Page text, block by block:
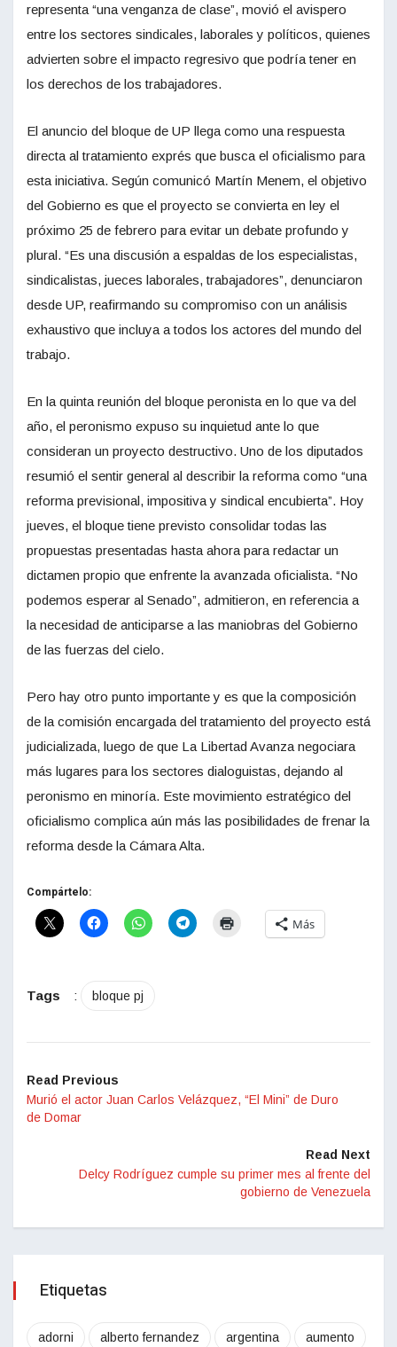
representa “una venganza de clase”, movió el avispero
entre los sectores sindicales, laborales y políticos, quienes
advierten sobre el impacto regresivo que podría tener en
los derechos de los trabajadores.
El anuncio del bloque de UP llega como una respuesta
directa al tratamiento exprés que busca el oficialismo para
esta iniciativa. Según comunicó Martín Menem, el objetivo
del Gobierno es que el proyecto se convierta en ley el
próximo 25 de febrero para evitar un debate profundo y
plural. “Es una discusión a espaldas de los especialistas,
sindicalistas, jueces laborales, trabajadores”, denunciaron
desde UP, reafirmando su compromiso con un análisis
exhaustivo que incluya a todos los actores del mundo del
trabajo.
En la quinta reunión del bloque peronista en lo que va del
año, el peronismo expuso su inquietud ante lo que
consideran un proyecto destructivo. Uno de los diputados
resumió el sentir general al describir la reforma como “una
reforma previsional, impositiva y sindical encubierta”. Hoy
jueves, el bloque tiene previsto consolidar todas las
propuestas presentadas hasta ahora para redactar un
dictamen propio que enfrente la avanzada oficialista. “No
podemos esperar al Senado”, admitieron, en referencia a
la necesidad de anticiparse a las maniobras del Gobierno
de las fuerzas del cielo.
Pero hay otro punto importante y es que la composición
de la comisión encargada del tratamiento del proyecto está
judicializada, luego de que La Libertad Avanza negociara
más lugares para los sectores dialoguistas, dejando al
peronismo en minoría. Este movimiento estratégico del
oficialismo complica aún más las posibilidades de frenar la
reforma desde la Cámara Alta.
Compártelo:
Más
Tags : bloque pj
Read Previous
Murió el actor Juan Carlos Velázquez, “El Mini” de Duro
de Domar
Read Next
Delcy Rodríguez cumple su primer mes al frente del
gobierno de Venezuela
Etiquetas
adorni alberto fernandez argentina aumento